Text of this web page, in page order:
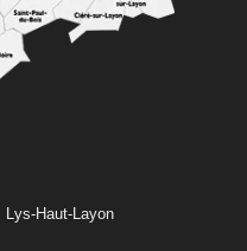
Lys-Haut-Layon